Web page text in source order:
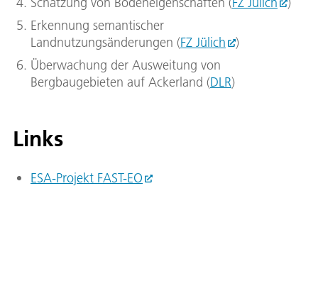
Erkennung semantischer
Landnutzungsänderungen (FZ Jülich
)
Überwachung der Ausweitung von
Bergbaugebieten auf Ackerland (DLR)
Links
ESA-Projekt FAST-EO